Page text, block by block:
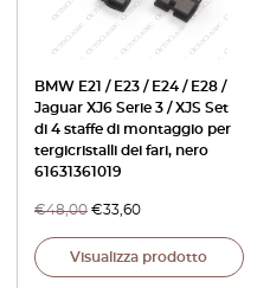
BMW E21 / E23 / E24 / E28 /
Jaguar XJ6 Serie 3 / XJS Set
di 4 staffe di montaggio per
tergicristalli dei fari, nero
61631361019
€48,00 €33,60
Visualizza prodotto